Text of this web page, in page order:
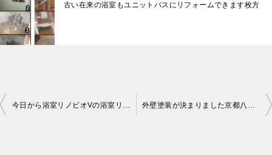
古い在来の浴室もユニットバスにリフォームできます枚方
今日から浴室リノビオVの浴室リフォーム開始です交野リフォーム 外壁塗装が決まりました京都八幡市